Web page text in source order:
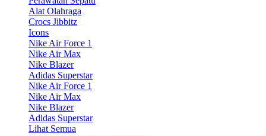
Alat Olahraga
Crocs Jibbitz
Icons
Nike Air Force 1
Nike Air Max
Nike Blazer
Adidas Superstar
Nike Air Force 1
Nike Air Max
Nike Blazer
Adidas Superstar
Lihat Semua